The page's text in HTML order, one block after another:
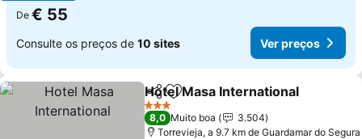
De € 55
Consulte os preços de 10 sites Ver preços
PartilharAdicionar aos favoritos
Hotel Masa International
3 Estrelas
8,0 Muito boa
3.504
Torrevieja, a 9.7 km de Guardamar do Segura